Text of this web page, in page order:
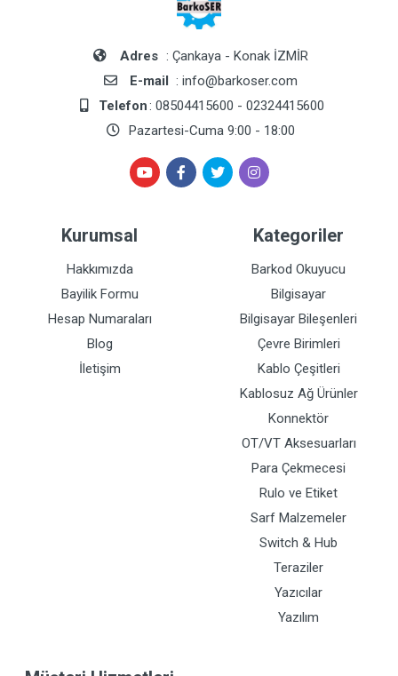
Adres : Çankaya - Konak İZMİR
E-mail : info@barkoser.com
Telefon: 08504415600 - 02324415600
Pazartesi-Cuma 9:00 - 18:00
Kurumsal
Hakkımızda
Bayilik Formu
Hesap Numaraları
Blog
İletişim
Kategoriler
Barkod Okuyucu
Bilgisayar
Bilgisayar Bileşenleri
Çevre Birimleri
Kablo Çeşitleri
Kablosuz Ağ Ürünler
Konnektör
OT/VT Aksesuarları
Para Çekmecesi
Rulo ve Etiket
Sarf Malzemeler
Switch & Hub
Teraziler
Yazıcılar
Yazılım